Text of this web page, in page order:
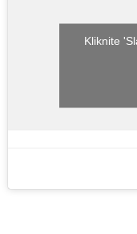
Kliknite